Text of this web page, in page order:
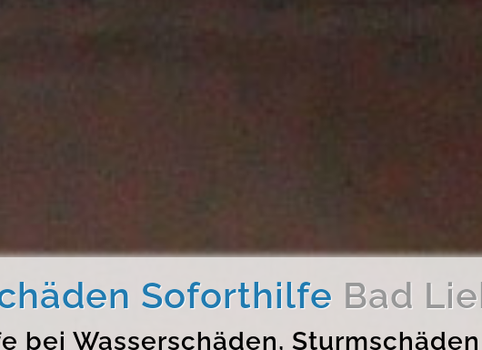
Soforthilfe Bad
bei Wasserschäden,